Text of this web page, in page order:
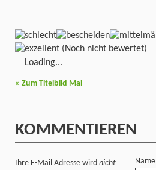
(Noch nicht bewertet)
Loading...
« Zum Titelbild Mai
KOMMENTIEREN
Ihre E-Mail Adresse wird nicht
Name